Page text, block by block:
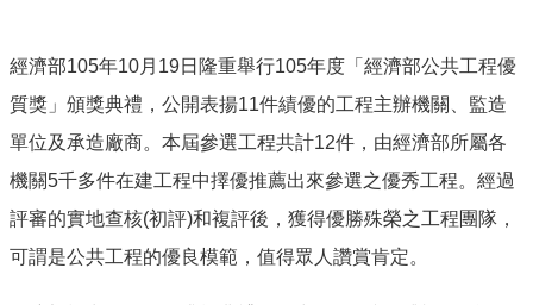
經濟部105年10月 19日隆重舉行105年度「經濟部公共工程優
質獎」頒獎典禮，公開表揚11件績優的工程主辦機關、監造
單位及承造廠商。本屆參選工程共計12件，由經濟部所屬各
機關5千多件在建工程中擇優推薦出來參選之優秀工程。經過
評審的實地查核(初評)和複評後，獲得優勝殊榮之工程團隊，
可謂是公共工程的優良模範，值得眾人讚賞肯定。